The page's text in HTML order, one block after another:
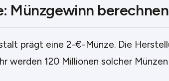
Münzgewinn berechnen
prägt eine 2-€-Münze. Die
werden 120 Millionen solcher